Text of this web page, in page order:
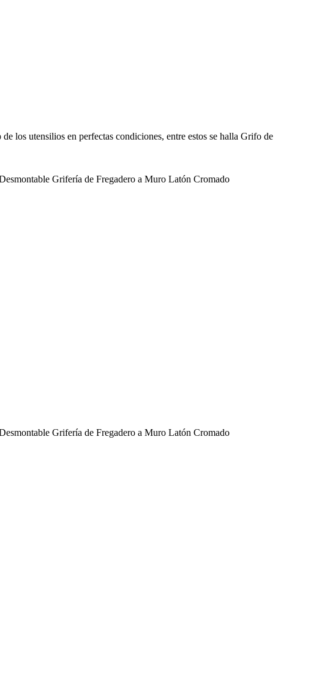
los utensilios en perfectas condiciones, entre estos se halla Grifo de
Grifería de Fregadero a Muro Latón Cromado
Grifería de Fregadero a Muro Latón Cromado